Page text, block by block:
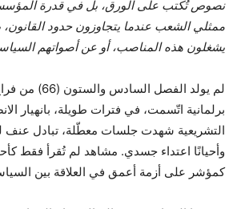
نصوص تُكتب على الورق، بل في قدرة
ممثلي الشعب عندما يتجاوزون حدود
يشغلون هذه المناصب، أو عن أصواتهم
لم يولد الفصل
برلمانية اتّسمت، في فترات طويلة، بانهيار
التشريعية شهدت جلسات معطّلة، تبادل
وأحيانًا اعتداء جسدي. مشاهد لم تُقرأ فقط
كمؤشر على أزمة أعمق في العلاقة بين